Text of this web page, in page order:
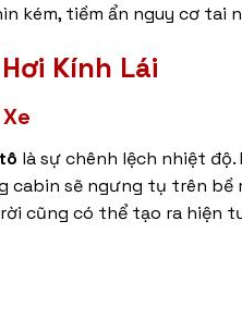
kém, tiềm ẩn nguy cơ tai
Kính Lái
là sự chênh lệch nhiệt
sẽ ngưng tụ trên bề
cũng có thể tạo ra hiện